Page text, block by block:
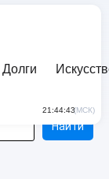
Долги
21:44:43(МСК)
Найти